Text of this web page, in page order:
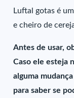
Luftal gotas é
e cheiro de
Antes de usar,
Caso ele esteja
alguma
para saber se